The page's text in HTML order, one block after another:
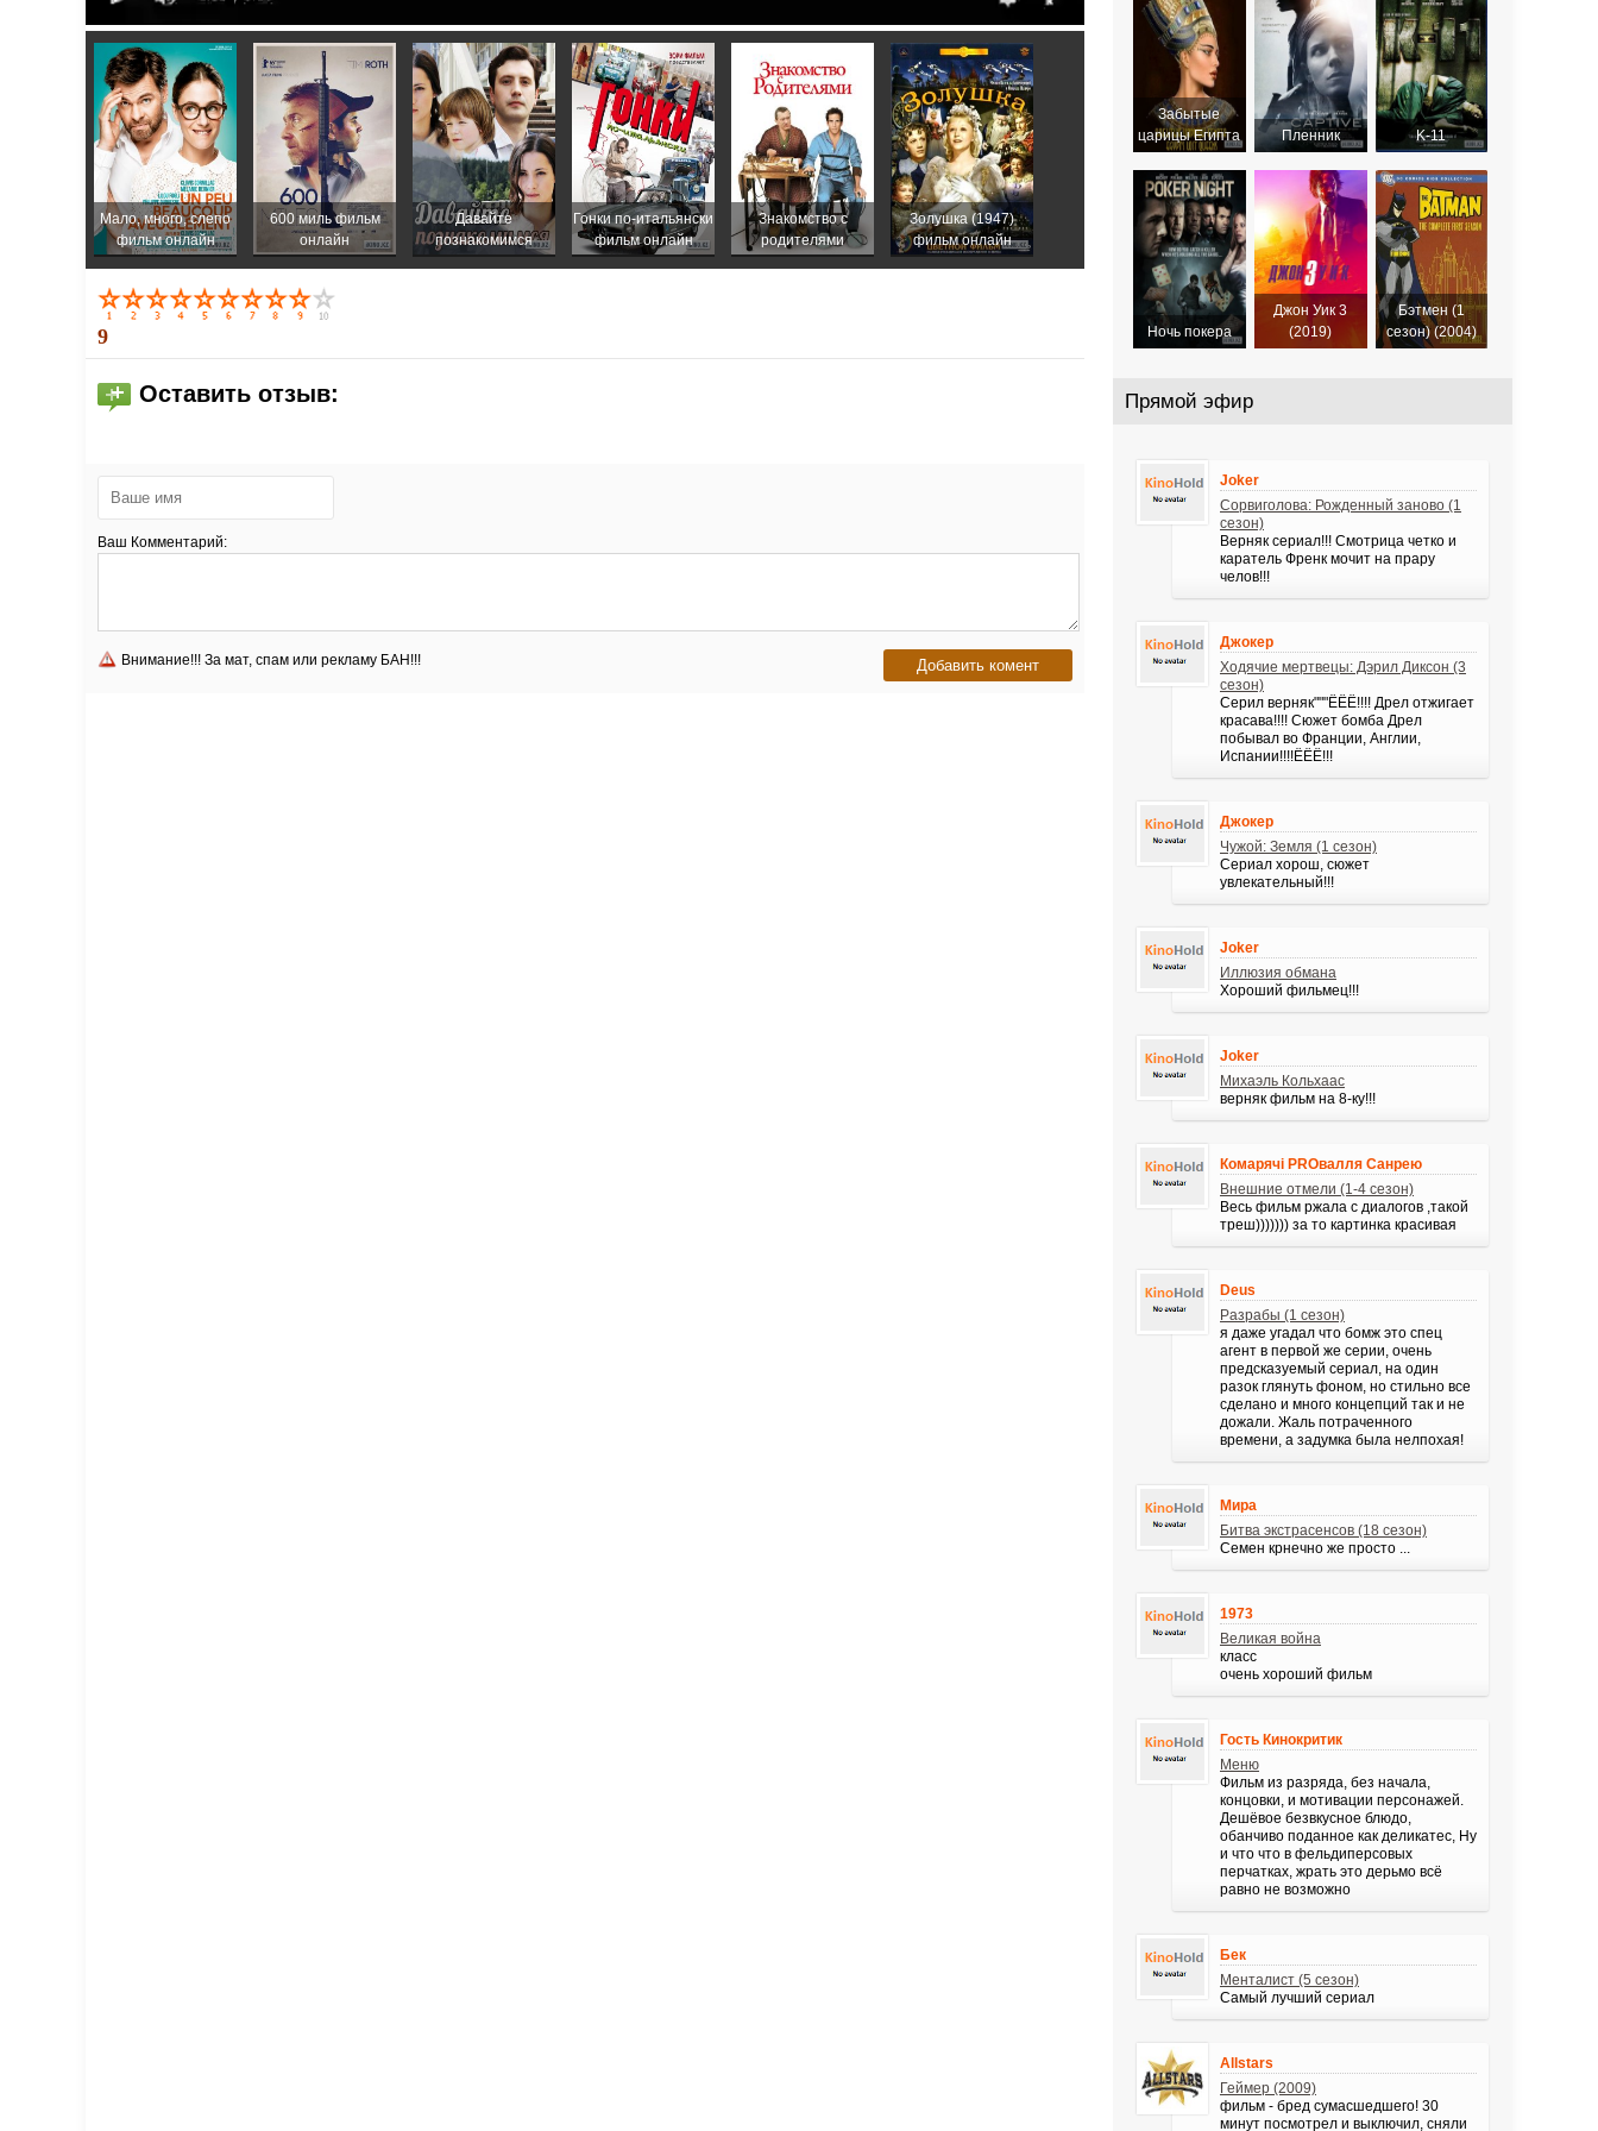
Мало, много, слепо
фильм онлайн
600 миль фильм
онлайн
Давайте
познакомимся
Гонки по-итальянски
фильм онлайн
Знакомство с
родителями
Золушка (1947)
фильм онлайн
9
Оставить отзыв:
Ваш Комментарий:
Внимание!!! За мат, спам или рекламу БАН!!!
Забытые
царицы Египта
Пленник K-11
Ночь покера
Джон Уик 3
(2019)
Бэтмен (1
сезон) (2004)
Прямой эфир
Joker
Сорвиголова: Рожденный заново (1
сезон)
Верняк сериал!!! Смотрица четко и
каратель Френк мочит на прару
челов!!!
Джокер
Ходячие мертвецы: Дэрил Диксон (3
сезон)
Серил верняк"""ЁЁЁ!!!! Дрел отжигает
красава!!!! Сюжет бомба Дрел
побывал во Франции, Англии,
Испании!!!!ЁЁЁ!!!
Джокер
Чужой: Земля (1 сезон)
Сериал хорош, сюжет
увлекательный!!!
Joker
Иллюзия обмана
Хороший фильмец!!!
Joker
Михаэль Кольхаас
верняк фильм на 8-ку!!!
Комарячі PROвалля Санрею
Внешние отмели (1-4 сезон)
Весь фильм ржала с диалогов ,такой
треш))))))) за то картинка красивая
Deus
Разрабы (1 сезон)
я даже угадал что бомж это спец
агент в первой же серии, очень
предсказуемый сериал, на один
разок глянуть фоном, но стильно все
сделано и много концепций так и не
дожали. Жаль потраченного
времени, а задумка была нелпохая!
Мира
Битва экстрасенсов (18 сезон)
Семен крнечно же просто ...
1973
Великая война
класс
очень хороший фильм
Гость Кинокритик
Меню
Фильм из разряда, без начала,
концовки, и мотивации персонажей.
Дешёвое безвкусное блюдо,
обанчиво поданное как деликатес, Ну
и что что в фельдиперсовых
перчатках, жрать это дерьмо всё
равно не возможно
Бек
Менталист (5 сезон)
Самый лучший сериал
Allstars
Геймер (2009)
фильм - бред сумасшедшего! 30
минут посмотрел и выключил, сняли